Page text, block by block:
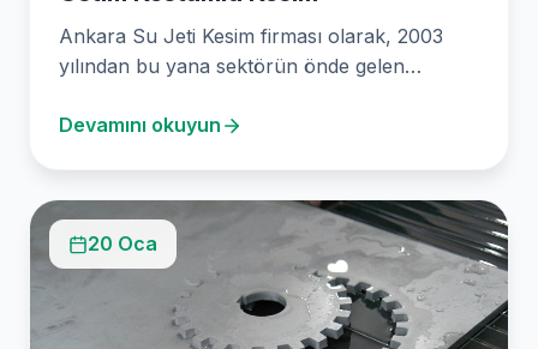
Ankara Su Jeti Kesim firması olarak, 2003
yılından bu yana sektörün önde gelen
Devamını okuyun
20 Oca